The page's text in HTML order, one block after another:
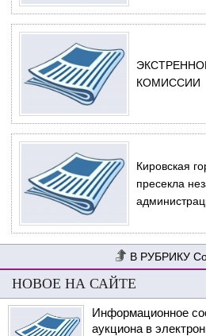
КОМИССИИ
Кировская
пресекла
НОВОЕ НА САЙТЕ
Информационное
аукциона в